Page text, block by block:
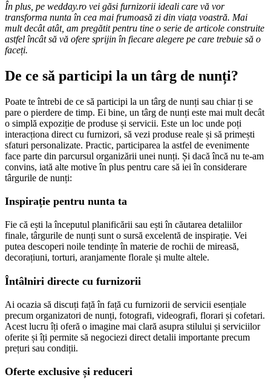
În plus, pe wedday.ro vei găsi furnizorii ideali care vă vor
transforma nunta în cea mai frumoasă zi din viața voastră. Mai
mult decât atât, am pregătit pentru tine o serie de articole construite
astfel încât să vă ofere sprijin în fiecare alegere pe care trebuie să o
faceți.
De ce să participi la un târg de nunți?
Poate te întrebi de ce să participi la un târg de nunți sau chiar ți se
pare o pierdere de timp. Ei bine, un târg de nunți este mai mult decât
o simplă expoziție de produse și servicii. Este un loc unde poți
interacționa direct cu furnizori, să vezi produse reale și să primești
sfaturi personalizate. Practic, participarea la astfel de evenimente
face parte din parcursul organizării unei nunți. Și dacă încă nu te-am
convins, iată alte motive în plus pentru care să iei în considerare
târgurile de nunți:
Inspirație pentru nunta ta
Fie că ești la începutul planificării sau ești în căutarea detaliilor
finale, târgurile de nunți sunt o sursă excelentă de inspirație. Vei
putea descoperi noile tendințe în materie de rochii de mireasă,
decorațiuni, torturi, aranjamente florale și multe altele.
Întâlniri directe cu furnizorii
Ai ocazia să discuți față în față cu furnizorii de servicii esențiale
precum organizatori de nunți, fotografi, videografi, florari și cofetari.
Acest lucru îți oferă o imagine mai clară asupra stilului și serviciilor
oferite și îți permite să negociezi direct detalii importante precum
prețuri sau condiții.
Oferte exclusive și reduceri